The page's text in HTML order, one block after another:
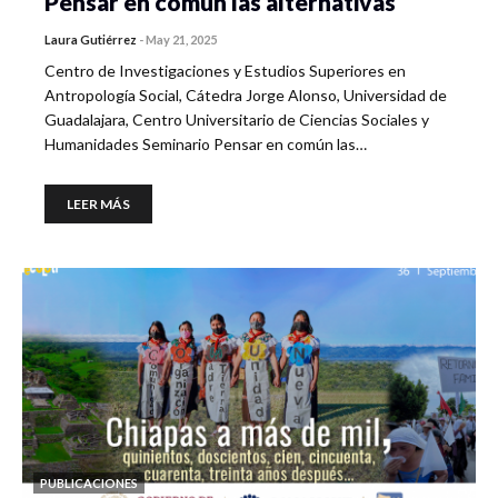
Laura Gutiérrez -May 21, 2025
Centro de Investigaciones y Estudios Superiores en
Antropología Social, Cátedra Jorge Alonso, Universidad de
Guadalajara, Centro Universitario de Ciencias Sociales y
Humanidades Seminario Pensar en común las…
LEER MÁS
PUBLICACIONES